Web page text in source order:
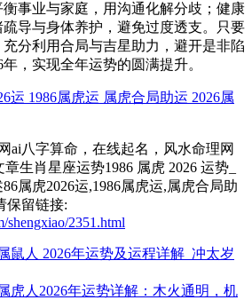
事业与家庭，用沟通化解分歧；健康
疏导与身体养护，避免过度透支。只要
分利用合局与吉星助力，避开是非陷
，实现全年运势的圆满提升。
运 1986属虎运 属虎合局助运 2026属
ai八字算命，在线起名，风水命理网
生肖星座运势1986 属虎 2026 运势_
属虎2026运,1986属虎运,属虎合局助
保留链接:
shengxiao/2351.html
鼠人 2026年运势及运程详解_冲太岁
虎人2026年运势详解：木火通明，机